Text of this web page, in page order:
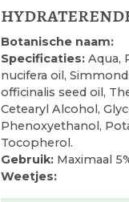
Botanische naam:
Specificaties: Aqua,
nucifera oil,
officinalis seed oil,
Cetearyl Alcohol,
Phenoxyethanol,
Tocopherol.
Gebruik: Maximaal
Weetjes: